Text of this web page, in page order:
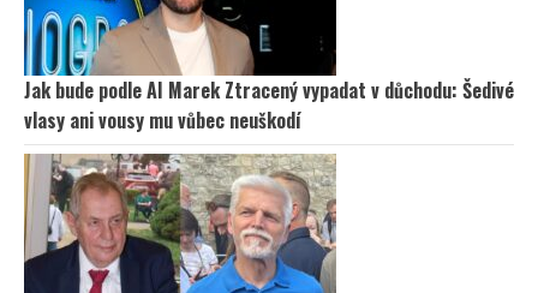
Jak bude podle AI Marek Ztracený vypadat v důchodu: Šedivé
vlasy ani vousy mu vůbec neuškodí